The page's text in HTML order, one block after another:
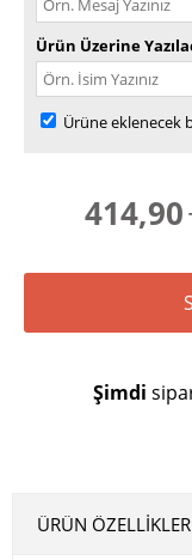
Ürün Üzerine
Ürüne eklenecek
414,90
Şimdi
ÜRÜN